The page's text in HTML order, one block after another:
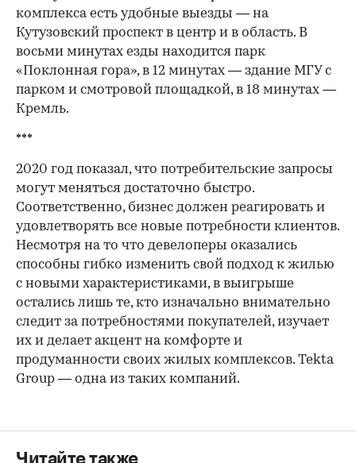
комплекса есть удобные выезды — на
Кутузовский проспект в центр и в область. В
восьми минутах езды находится парк
«Поклонная гора», в 12 минутах — здание МГУ с
парком и смотровой площадкой, в 18 минутах —
Кремль.
***
2020 год показал, что потребительские запросы
могут меняться достаточно быстро.
Соответственно, бизнес должен реагировать и
удовлетворять все новые потребности клиентов.
Несмотря на то что девелоперы оказались
способны гибко изменить свой подход к жилью
с новыми характеристиками, в выигрыше
остались лишь те, кто изначально внимательно
следит за потребностями покупателей, изучает
их и делает акцент на комфорте и
продуманности своих жилых комплексов. Tekta
Group — одна из таких компаний.
Читайте также